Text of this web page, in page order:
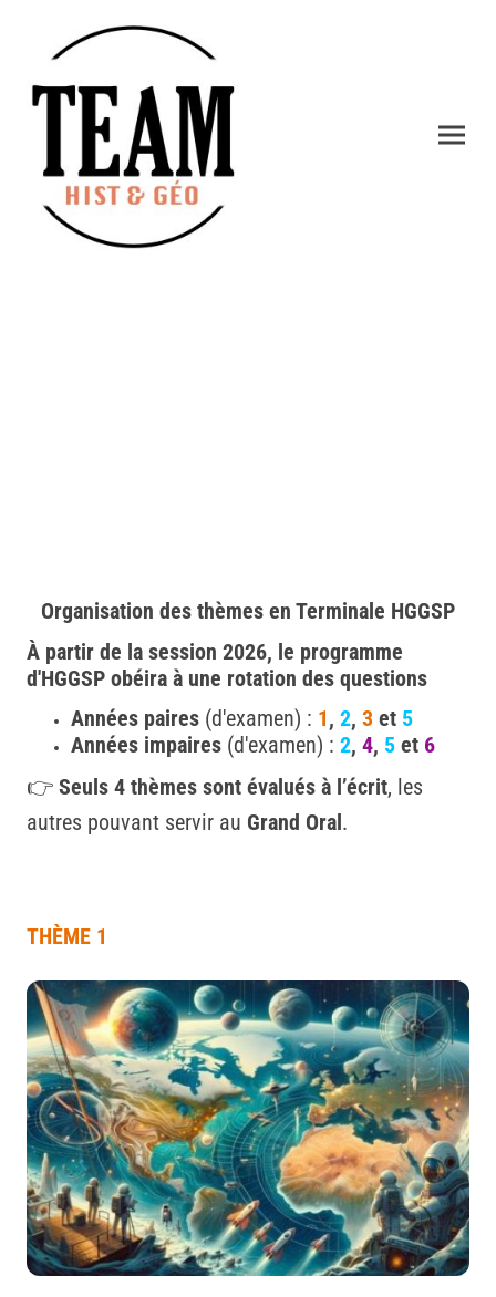
Organisation des thèmes en Terminale HGGSP
À partir de la session 2026, le programme
d'HGGSP obéira à une rotation des questions
Années paires (d'examen) : 1, 2, 3 et 5
Années impaires (d'examen) : 2, 4, 5 et 6
👉 Seuls 4 thèmes sont évalués à l’écrit, les
autres pouvant servir au Grand Oral.
THÈME 1